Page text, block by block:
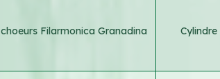
choeurs Filarmonica Granadina Cylindre